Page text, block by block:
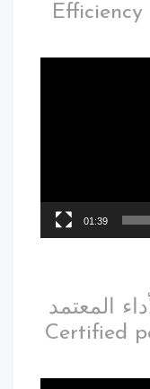
01:39
المعتمد
| Certified